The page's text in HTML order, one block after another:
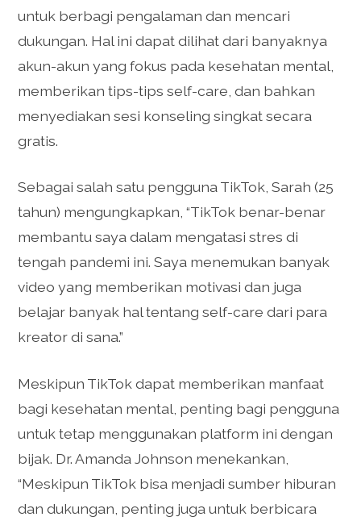
untuk berbagi pengalaman dan mencari
dukungan. Hal ini dapat dilihat dari banyaknya
akun-akun yang fokus pada kesehatan mental,
memberikan tips-tips self-care, dan bahkan
menyediakan sesi konseling singkat secara
gratis.
Sebagai salah satu pengguna TikTok, Sarah (25
tahun) mengungkapkan, “TikTok benar-benar
membantu saya dalam mengatasi stres di
tengah pandemi ini. Saya menemukan banyak
video yang memberikan motivasi dan juga
belajar banyak hal tentang self-care dari para
kreator di sana.”
Meskipun TikTok dapat memberikan manfaat
bagi kesehatan mental, penting bagi pengguna
untuk tetap menggunakan platform ini dengan
bijak. Dr. Amanda Johnson menekankan,
“Meskipun TikTok bisa menjadi sumber hiburan
dan dukungan, penting juga untuk berbicara